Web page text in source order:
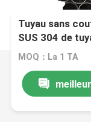
Tuyau sans
SUS 304 de
solides solubles
MOQ：La 1 TA